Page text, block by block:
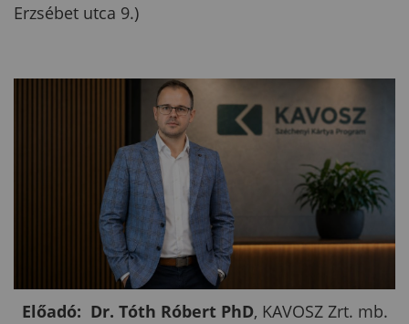
Erzsébet utca 9.)
Előadó: Dr. Tóth Róbert PhD, KAVOSZ Zrt. mb.